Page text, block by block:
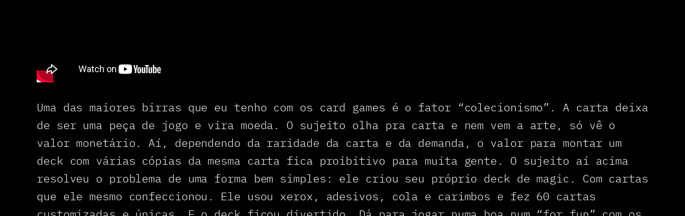
Uma das maiores birras que eu tenho com os card games é o fator “colecionismo”. A carta deixa
de ser uma peça de jogo e vira moeda. O sujeito olha pra carta e nem vem a arte, só vê o
valor monetário. Aí, dependendo da raridade da carta e da demanda, o valor para montar um
deck com várias cópias da mesma carta fica proibitivo para muita gente. O sujeito aí acima
resolveu o problema de uma forma bem simples: ele criou seu próprio deck de magic. Com cartas
que ele mesmo confeccionou. Ele usou xerox, adesivos, cola e carimbos e fez 60 cartas